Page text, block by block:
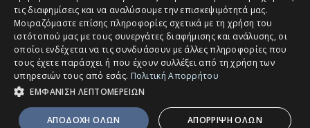
14121, Τηλ:210 2712588
© Copyright - IEK MASTER -Enfold Theme by Kriesi
τις διαφημίσεις και να αναλύσουμε την επισκεψιμότητά μας.
Μοιραζόμαστε επίσης πληροφορίες σχετικά με τη χρήση του
ιστότοπού μας με τους συνεργάτες διαφήμισης και ανάλυσης, οι
οποίοι ενδέχεται να τις συνδυάσουν με άλλες πληροφορίες που
τους έχετε παράσχει ή που έχουν συλλέξει από τη χρήση των
υπηρεσιών τους από εσάς. Πολιτική Απορρήτου
ΕΜΦΑΝΙΣΗ ΛΕΠΤΟΜΕΡΕΙΩΝ
ΑΠΟΔΟΧΗ ΟΛΩΝ ΑΠΟΡΡΙΨΗ ΟΛΩΝ